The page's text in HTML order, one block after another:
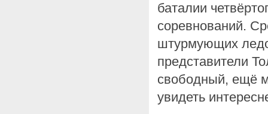
баталии
соревнований.
штурмующих
представители
свободный, ещё
увидеть